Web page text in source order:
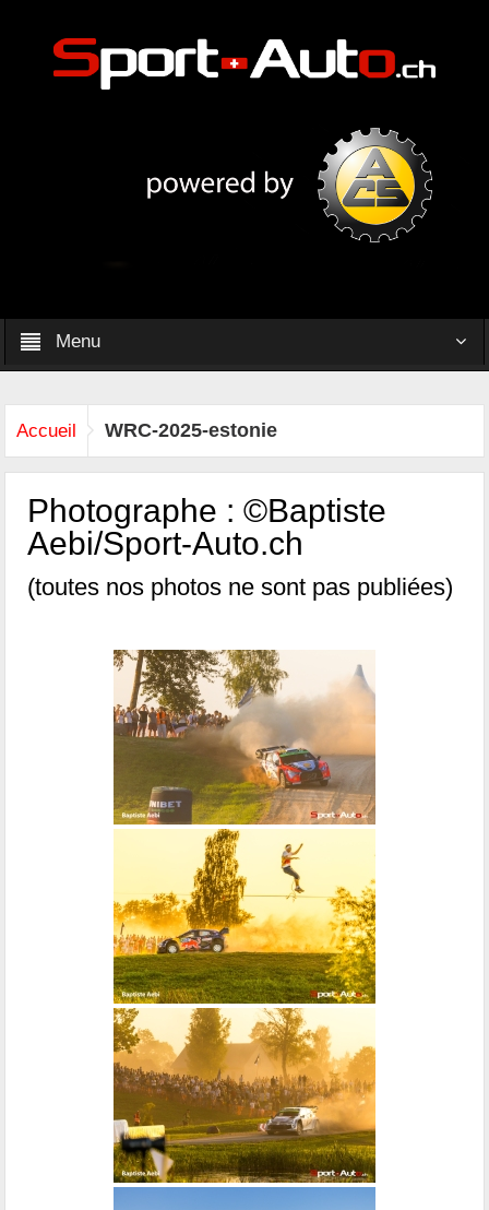
Menu
Accueil WRC-2025-estonie
Photographe : ©Baptiste
Aebi/Sport-Auto.ch
(toutes nos photos ne sont pas publiées)